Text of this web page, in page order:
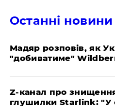
Останні новини
Мадяр розповів, як
"добиватиме"
Z-канал про
глушилки Starlink: "У